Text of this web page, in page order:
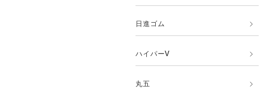
日進ゴム
ハイパーV
丸五